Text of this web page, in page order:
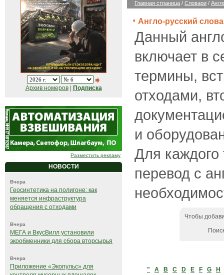
Архив номеров| Подписка
Разместить рекламу
НОВОСТИ
Вчера
Геосинтетика на полигоне: как
меняется инфраструктура
обращения с отходами
Вчера
МЕГА и ВкусВилл установили
экообменники для сбора вторсырья
Вчера
Приложение «Экопульс» для
Главная страница / Словари /
Англо-русский
Данный
включает в
термины,
отходами,
и
Для каждого
перевод с
Чтобы
" A B C D E F G H